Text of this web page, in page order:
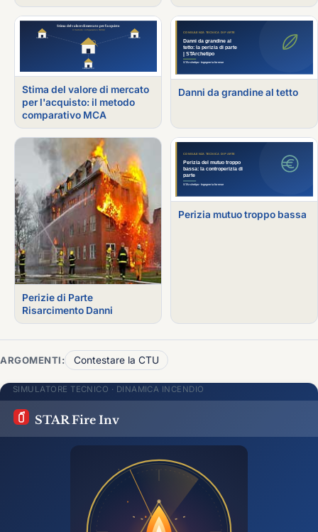
Stima del valore di mercato
per l'acquisto: il metodo
comparativo MCA
Danni da grandine al tetto
Perizie di Parte
Risarcimento Danni
Perizia mutuo troppo bassa
ARGOMENTI: Contestare la CTU
SIMULATORE TECNICO · DINAMICA INCENDIO
STAR Fire Inv